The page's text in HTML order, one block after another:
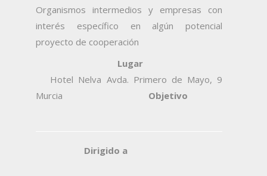
Organismos intermedios y empresas con
interés específico en algún potencial
proyecto de cooperación
Lugar
Hotel Nelva Avda. Primero de Mayo, 9
Murcia Objetivo
Dirigido a